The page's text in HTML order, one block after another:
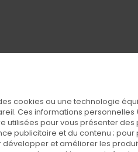
cookies ou une technologie
Ces informations
utilisées pour vous présenter
publicitaire et du contenu ; pour
et améliorer les